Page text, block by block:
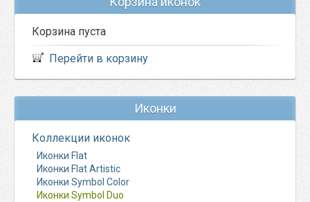
Корзина пуста
Перейти в корзину
Иконки
Коллекции иконок
Иконки Flat
Иконки Flat Artistic
Иконки Symbol Color
Иконки Symbol Duo